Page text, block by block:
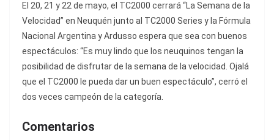
El 20, 21 y 22 de mayo, el TC2000 cerrará “La Semana de la
Velocidad” en Neuquén junto al TC2000 Series y la Fórmula
Nacional Argentina y Ardusso espera que sea con buenos
espectáculos: “Es muy lindo que los neuquinos tengan la
posibilidad de disfrutar de la semana de la velocidad. Ojalá
que el TC2000 le pueda dar un buen espectáculo”, cerró el
dos veces campeón de la categoría.
Comentarios